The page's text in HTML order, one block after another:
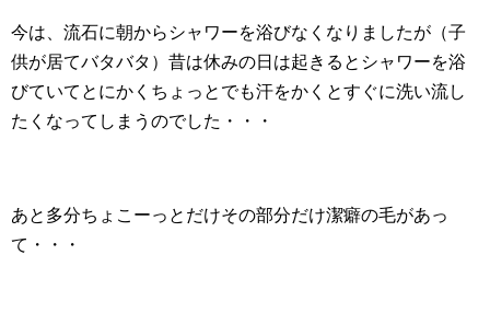
今は、流石に朝からシャワーを浴びなくなりましたが（子
供が居てバタバタ）昔は休みの日は起きるとシャワーを浴
びていてとにかくちょっとでも汗をかくとすぐに洗い流し
たくなってしまうのでした・・・
あと多分ちょこーっとだけその部分だけ潔癖の毛があっ
て・・・